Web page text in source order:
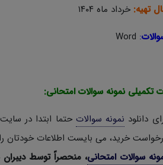
تهیه: خرداد ماه ۱۴۰۴
:
تکمیلی نمونه سوالات امتحانی:
دانلود نمونه سوالات حتما ابتدا در
خرید، می بایست اطلاعات خودتان
سوالات امتحانی، منحصراً توسط